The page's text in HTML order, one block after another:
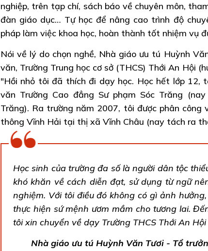
nghiệp, trên tạp chí, sách báo về chuyên môn,
đàn giáo dục… Tự học để nâng cao trình độ
pháp làm việc khoa học, hoàn thành tốt nhiệm vụ
Nói về lý do chọn nghề, Nhà giáo ưu tú Huỳnh
văn, Trường Trung học cơ sở (THCS) Thới An Hội
"Hồi nhỏ tôi đã thích đi dạy học. Học hết lớp 12,
văn Trường Cao đẳng Sư phạm Sóc Trăng
Trăng). Ra trường năm 2007, tôi được phân công
thông Vĩnh Hải tại thị xã Vĩnh Châu (nay tách ra
Học sinh của trường đa số là người dân tộc
khó khăn về cách diễn đạt, sử dụng từ ngữ
nghiệm. Với tôi điều đó không có gì ảnh
thực hiện sứ mệnh ươm mầm cho tương lai.
tôi xin chuyển về dạy Trường THCS Thới An
Nhà giáo ưu tú Huỳnh Văn Tươi - Tổ